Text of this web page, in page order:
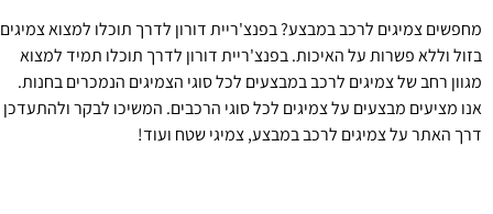
מחפשים צמיגים לרכב במבצע? בפנצ'ריית דורון לדרך תוכלו למצוא צמיגים
בזול וללא פשרות על האיכות. בפנצ'ריית דורון לדרך תוכלו תמיד למצוא
מגוון רחב של צמיגים לרכב במבצעים לכל סוגי הצמיגים הנמכרים בחנות.
אנו מציעים מבצעים על צמיגים לכל סוגי הרכבים. המשיכו לבקר ולהתעדכן
דרך האתר על צמיגים לרכב במבצע, צמיגי שטח ועוד!